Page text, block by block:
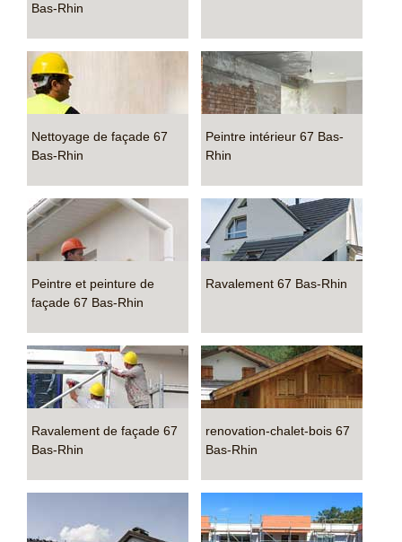
Bas-Rhin
Nettoyage de façade 67
Bas-Rhin
Peintre intérieur 67 Bas-
Rhin
Peintre et peinture de
façade 67 Bas-Rhin
Ravalement 67 Bas-Rhin
Ravalement de façade 67
Bas-Rhin
renovation-chalet-bois 67
Bas-Rhin